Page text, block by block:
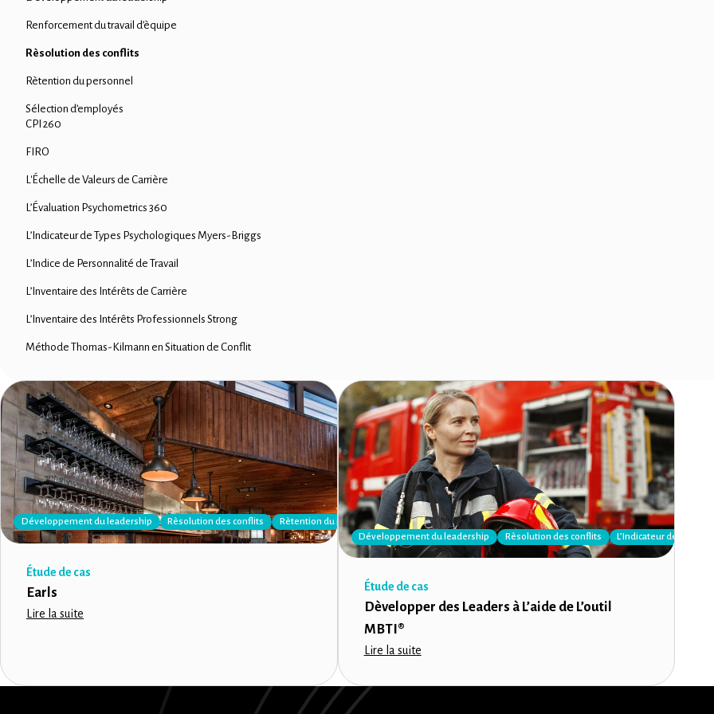
Renforcement du travail d’èquipe
Rèsolution des conflits
Rètention du personnel
Sélection d’employés
CPI 260
FIRO
L'Échelle de Valeurs de Carrière
L’Évaluation Psychometrics 360
L’Indicateur de Types Psychologiques Myers-Briggs
L’Indice de Personnalité de Travail
L’Inventaire des Intérêts de Carrière
L’Inventaire des Intérêts Professionnels Strong
Méthode Thomas-Kilmann en Situation de Conflit
Développement du leadership Rèsolution des conflits Rètention du personnel Méthode Thomas-Kilmann en Situation de Conflit
Étude de cas
Earls
Lire la suite
Développement du leadership Rèsolution des conflits L’Indicateur de Types
Étude de cas
Dèvelopper des Leaders à L’aide de L’outil
MBTI®
Lire la suite